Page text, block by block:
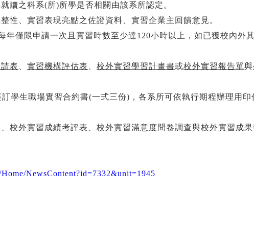
就讀之科系(所)所學是否相關由該系所認定。
性、實習表現亮點之佐證資料、實習企業主回饋意見。
僅限申請一次且實習時數至少達120小時以上，如已獲校內外
表 實習機構評估表 校外實習學習計畫書或校外實習報告單與
訂學生職場實習合約書(一式三份)，各系所可依執行期程辦理用
校外實習成績考評表 校外實習滿意度問卷調查與校外實習成
NewsContent?id=7332&unit=1945